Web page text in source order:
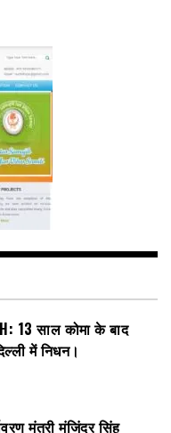
13 साल कोमा के बाद
में निधन।
मंत्री मंजिंदर सिंह